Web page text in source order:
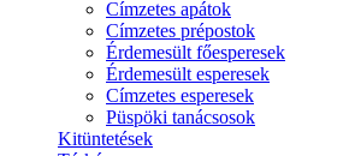
Címzetes apátok
Címzetes prépostok
Érdemesült főesperesek
Érdemesült esperesek
Címzetes esperesek
Püspöki tanácsosok
Kitüntetések